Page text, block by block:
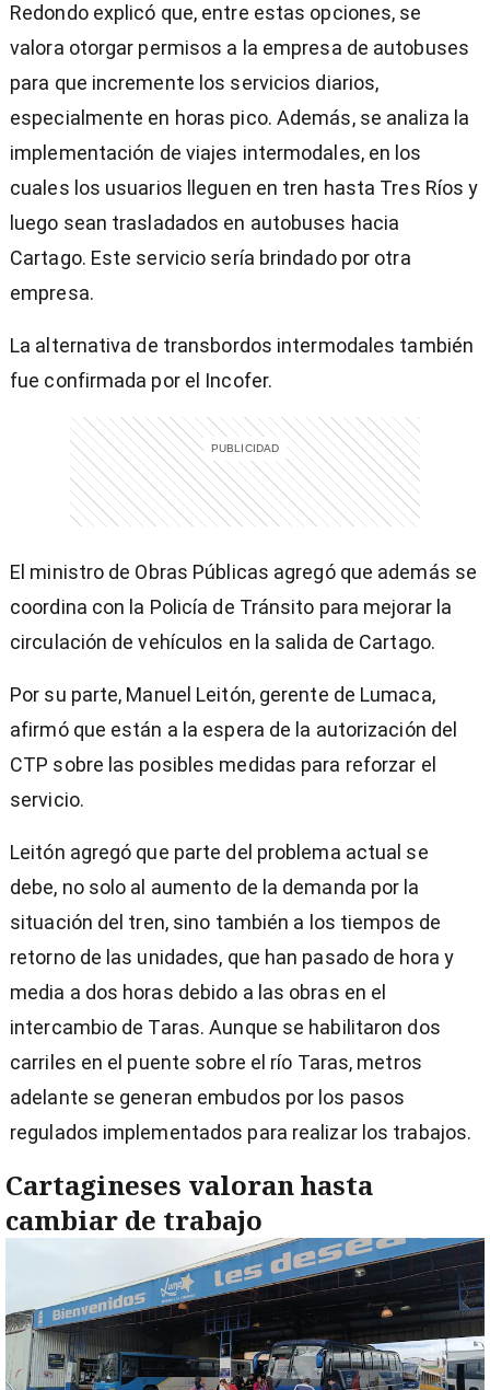
Redondo explicó que, entre estas opciones, se
valora otorgar permisos a la empresa de autobuses
para que incremente los servicios diarios,
especialmente en horas pico. Además, se analiza la
implementación de viajes intermodales, en los
cuales los usuarios lleguen en tren hasta Tres Ríos y
luego sean trasladados en autobuses hacia
Cartago. Este servicio sería brindado por otra
empresa.
La alternativa de transbordos intermodales también
fue confirmada por el Incofer.
El ministro de Obras Públicas agregó que además se
coordina con la Policía de Tránsito para mejorar la
circulación de vehículos en la salida de Cartago.
Por su parte, Manuel Leitón, gerente de Lumaca,
afirmó que están a la espera de la autorización del
CTP sobre las posibles medidas para reforzar el
servicio.
Leitón agregó que parte del problema actual se
debe, no solo al aumento de la demanda por la
situación del tren, sino también a los tiempos de
retorno de las unidades, que han pasado de hora y
media a dos horas debido a las obras en el
intercambio de Taras. Aunque se habilitaron dos
carriles en el puente sobre el río Taras, metros
adelante se generan embudos por los pasos
regulados implementados para realizar los trabajos.
Cartagineses valoran hasta
cambiar de trabajo